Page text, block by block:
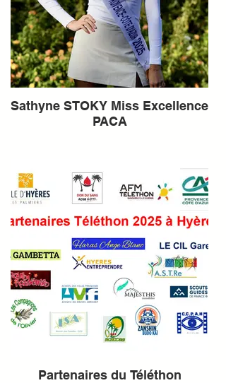
Sathyne STOKY Miss Excellence
PACA
Partenaires du Téléthon